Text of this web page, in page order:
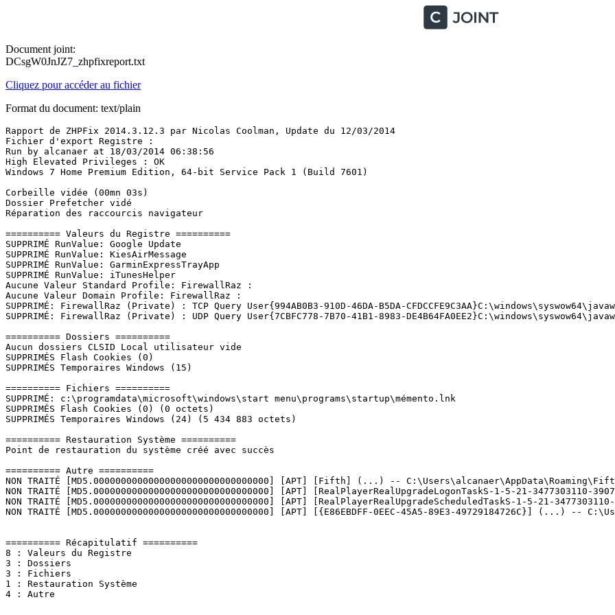
Document joint:
DCsgW0JnJZ7_zhpfixreport.txt
Cliquez pour accéder au fichier
Format du document: text/plain
Rapport de ZHPFix 2014.3.12.3 par Nicolas Coolman, Update du 12/03/2014
Fichier d'export Registre :
Run by alcanaer at 18/03/2014 06:38:56
High Elevated Privileges : OK
Windows 7 Home Premium Edition, 64-bit Service Pack 1 (Build 7601)
Corbeille vidée (00mn 03s)
Dossier Prefetcher vidé
Réparation des raccourcis navigateur
========== Valeurs du Registre ==========
SUPPRIMÉ RunValue: Google Update
SUPPRIMÉ RunValue: KiesAirMessage
SUPPRIMÉ RunValue: GarminExpressTrayApp
SUPPRIMÉ RunValue: iTunesHelper
Aucune Valeur Standard Profile: FirewallRaz :
Aucune Valeur Domain Profile: FirewallRaz :
SUPPRIMÉ: FirewallRaz (Private) : TCP Query User{994AB0B3-910D-46DA-B5DA-
SUPPRIMÉ: FirewallRaz (Private) : UDP Query User{7CBFC778-7B70-41B1-8983-
========== Dossiers ==========
Aucun dossiers CLSID Local utilisateur vide
SUPPRIMÉS Flash Cookies (0)
SUPPRIMÉS Temporaires Windows (15)
========== Fichiers ==========
SUPPRIMÉ: c:\programdata\microsoft\windows\start menu\programs\startup\mémento.lnk
SUPPRIMÉS Flash Cookies (0) (0 octets)
SUPPRIMÉS Temporaires Windows (24) (5 434 883 octets)
========== Restauration Système ==========
Point de restauration du système créé avec succès
========== Autre ==========
NON TRAITÉ [MD5.00000000000000000000000000000000] [APT] [Fifth] (...) --
NON TRAITÉ [MD5.00000000000000000000000000000000] [APT] [RealPlayerRealUpgradeLogonTaskS-1-5-21-
NON TRAITÉ [MD5.00000000000000000000000000000000] [APT] [RealPlayerRealUpgradeScheduledTaskS-1-5-21-
NON TRAITÉ [MD5.00000000000000000000000000000000] [APT] [{E86EBDFF-0EEC-45A5-89E3-49729184726C}] (...)
========== Récapitulatif ==========
8 : Valeurs du Registre
3 : Dossiers
3 : Fichiers
1 : Restauration Système
4 : Autre